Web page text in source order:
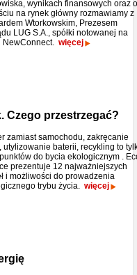
wynikach finansowych oraz o
na rynek główny rozmawiamy z
Wtorkowskim, Prezesem
LUG S.A., spółki notowanej na
NewConnect. więcej
Czego przestrzegać?
zamiast samochodu, zakręcanie
utylizowanie baterii, recykling to
do bycia ekologicznym .
prezentuje 12 najważniejszych
i możliwości do prowadzenia
trybu życia. więcej